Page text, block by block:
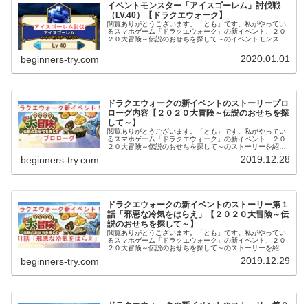
イベントモンスター「アイスゴーレム」討伐戦
（LV.40）【ドラクエウォーク】
閲覧ありがとうございます。「とも」です。私がやってい
るスマホゲーム「ドラクエウォーク」の新イベント、２０
２０大冒険～伝説のおせちを探して～のイベントモンスタ
beginners-try.com 2020.01.01
ドラクエウォークの新イベントのストーリープロ
ローグ内容【２０２０大冒険～伝説のおせちを探
して～】
閲覧ありがとうございます。「とも」です。私がやってい
るスマホゲーム「ドラクエウォーク」の新イベント、２０
２０大冒険～伝説のおせちを探して～のストーリーを紹介
beginners-try.com 2019.12.28
ドラクエウォークの新イベントのストーリー第１
話「邪悪な冷気をはらえ」【２０２０大冒険～伝
説のおせちを探して～】
閲覧ありがとうございます。「とも」です。私がやってい
るスマホゲーム「ドラクエウォーク」の新イベント、２０
２０大冒険～伝説のおせちを探して～のストーリーを紹介
beginners-try.com 2019.12.29